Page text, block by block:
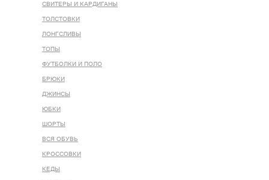
СВИТЕРЫ И КАРДИГАНЫ
ТОЛСТОВКИ
ЛОНГСЛИВЫ
ТОПЫ
ФУТБОЛКИ И ПОЛО
БРЮКИ
ДЖИНСЫ
ЮБКИ
ШОРТЫ
ВСЯ ОБУВЬ
КРОССОВКИ
КЕДЫ